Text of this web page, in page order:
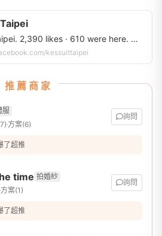
塏斯西服, Taipei. 2,390 likes · 610 were here. 塏斯西服提供多款獨具風格的手工西裝、別緻配件和嚴選皮鞋，要與你一同創造紳士穿搭上的更多可能。
kessuittaipei
推薦商家
服
方案(6)
詢問
了超推
time 拍婚紗
方案(1)
詢問
了超推